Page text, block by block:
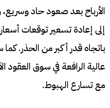
الأرباح بعد صعود حاد وسريع،
إلى إعادة تسعير توقعات أسعار
باتجاه قدر أكبر من الحذر.
عالية الرافعة في سوق
مع تسارع الهبوط.